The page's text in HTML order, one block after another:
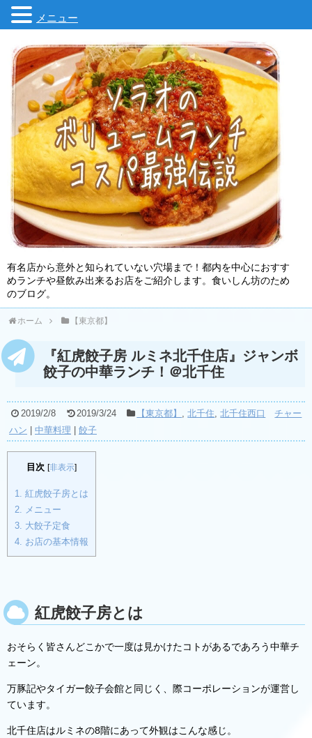
有名店から意外と知られていない穴場まで！都内を中心におすす
めランチや昼飲み出来るお店をご紹介します。食いしん坊のため
のブログ。
ホーム 【東京都】
『紅虎餃子房 ルミネ北千住店』ジャンボ
餃子の中華ランチ！＠北千住
2019/2/8 2019/3/24 【東京都】 ,北千住,北千住西口
チャー
ハン
中華料理 餃子
目次 [非表示]
1.
紅虎餃子房とは
2.
メニュー
3. 大餃子定食
4. お店の基本情報
紅虎餃子房とは
おそらく皆さんどこかで一度は見かけたコトがあるであろう中華チ
ェーン。
万豚記やタイガー餃子会館と同じく、際コーポレーションが運営し
ています。
北千住店はルミネの8階にあって外観はこんな感じ。
メニュー